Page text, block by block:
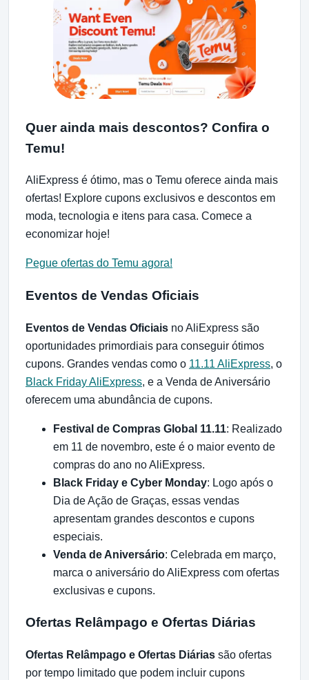
Quer ainda mais descontos? Confira o
Temu!
AliExpress é ótimo, mas o Temu oferece ainda mais
ofertas! Explore cupons exclusivos e descontos em
moda, tecnologia e itens para casa. Comece a
economizar hoje!
Pegue ofertas do Temu agora!
Eventos de Vendas Oficiais
Eventos de Vendas Oficiais no AliExpress são
oportunidades primordiais para conseguir ótimos
cupons. Grandes vendas como o 11.11 AliExpress, o
Black Friday AliExpress, e a Venda de Aniversário
oferecem uma abundância de cupons.
Festival de Compras Global 11.11: Realizado
em 11 de novembro, este é o maior evento de
compras do ano no AliExpress.
Black Friday e Cyber Monday: Logo após o
Dia de Ação de Graças, essas vendas
apresentam grandes descontos e cupons
especiais.
Venda de Aniversário: Celebrada em março,
marca o aniversário do AliExpress com ofertas
exclusivas e cupons.
Ofertas Relâmpago e Ofertas Diárias
Ofertas Relâmpago e Ofertas Diárias são ofertas
por tempo limitado que podem incluir cupons